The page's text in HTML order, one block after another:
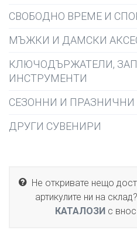
СВОБОДНО ВРЕМЕ И
МЪЖКИ И ДАМСКИ
КЛЮЧОДЪРЖАТЕЛИ,
ИНСТРУМЕНТИ
СЕЗОННИ И ПРАЗНИЧНИ
ДРУГИ СУВЕНИРИ
Не откривате нещо
артикулите ни на
КАТАЛОЗИс